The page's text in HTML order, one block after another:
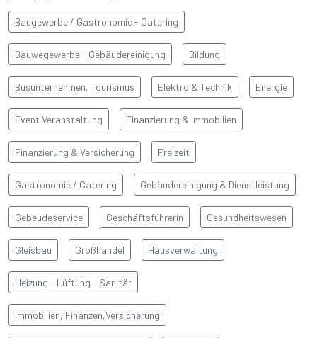
Baugewerbe / Gastronomie - Catering
Bauwegewerbe - Gebäudereinigung Bildung
Busunternehmen, Tourismus Elektro & Technik Energie
Event Veranstaltung Finanzierung & Immobilien
Finanzierung & Versicherung Freizeit
Gastronomie / Catering Gebäudereinigung & Dienstleistung
Gebeudeservice Geschäftsführerin Gesundheitswesen
Gleisbau Großhandel Hausverwaltung
Heizung - Lüftung - Sanitär
Immobilien, Finanzen,Versicherung
BAŞLIK